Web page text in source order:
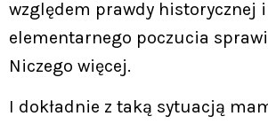
względem prawdy historycznej i
elementarnego poczucia
Niczego więcej.
I dokładnie z taką sytuacją